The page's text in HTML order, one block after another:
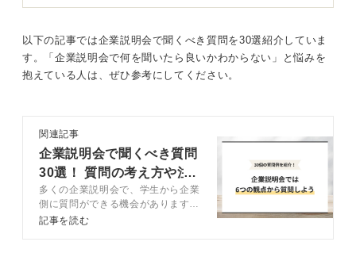
どの言葉に心を動かされたのかを具体的に記述すること
感想に加えて「自分自身の強みを御社の〇〇という業務
で活かせると確信しました」といった一歩踏み込んだ意
コミュニケーションの第一歩として自分なりの視点
を届けよう！
自由記述欄がある場合は説明会を通しての自分なりの気
づきや新たな疑問を、率直に記載することで真摯に聴い
以下の記事では企業説明会で聞くべき質問を30選紹介していま
す。「企業説明会で何を聞いたら良いかわからない」と悩みを
抱えている人は、ぜひ参考にしてください。
関連記事
企業説明会で聞くべき質問
30選！ 質問の考え方や注
意点も解説
多くの企業説明会で、学生から企業
側に質問ができる機会があります。
しかし、「何を質問すれば良いかわ
記事を読む